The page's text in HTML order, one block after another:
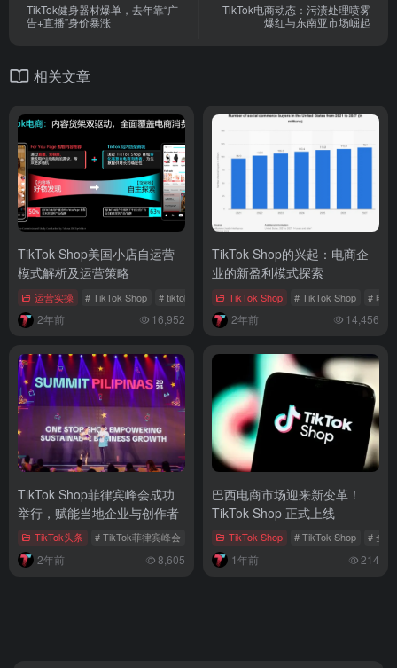
TikTok健身器材爆单，去年靠“广
告+直播”身价暴涨
TikTok电商动态：污渍处理喷雾
爆红与东南亚市场崛起
相关文章
TikTok Shop美国小店自运营
模式解析及运营策略
运营实操 # TikTok Shop # tiktok电商 # 美国市场
2年前 16,952
TikTok Shop的兴起：电商企
业的新盈利模式探索
TikTok Shop # TikTok Shop # 电
2年前 14,456
TikTok Shop菲律宾峰会成功
举行，赋能当地企业与创作者
TikTok头条 # TikTok菲律宾峰会 # TikTok Shop # tiktok电商
2年前 8,605
巴西电商市场迎来新变革！
TikTok Shop 正式上线
TikTok Shop # TikTok Shop # 全
1年前 214